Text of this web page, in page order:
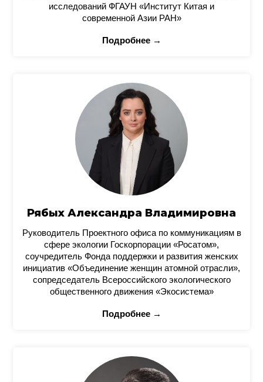
исследований ФГАУН «Институт Китая и
современной Азии РАН»
Подробнее →
Рябых Александра Владимировна
Руководитель Проектного офиса по коммуникациям в
сфере экологии Госкорпорации «Росатом»,
соучредитель Фонда поддержки и развития женских
инициатив «Объединение женщин атомной отрасли»,
сопредседатель Всероссийского экологического
общественного движения «Экосистема»
Подробнее →